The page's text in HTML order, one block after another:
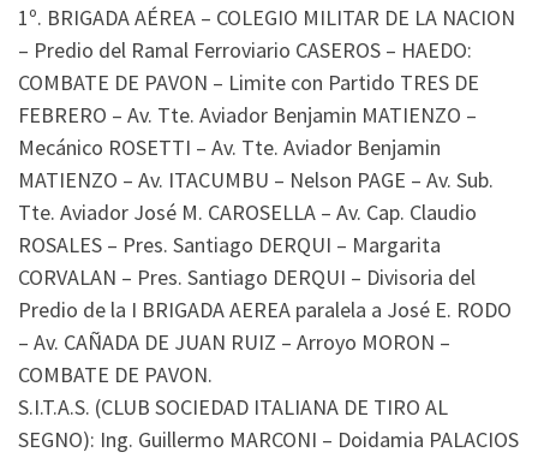
1º. BRIGADA AÉREA – COLEGIO MILITAR DE LA NACION
– Predio del Ramal Ferroviario CASEROS – HAEDO:
COMBATE DE PAVON – Limite con Partido TRES DE
FEBRERO – Av. Tte. Aviador Benjamin MATIENZO –
Mecánico ROSETTI – Av. Tte. Aviador Benjamin
MATIENZO – Av. ITACUMBU – Nelson PAGE – Av. Sub.
Tte. Aviador José M. CAROSELLA – Av. Cap. Claudio
ROSALES – Pres. Santiago DERQUI – Margarita
CORVALAN – Pres. Santiago DERQUI – Divisoria del
Predio de la I BRIGADA AEREA paralela a José E. RODO
– Av. CAÑADA DE JUAN RUIZ – Arroyo MORON –
COMBATE DE PAVON.
S.I.T.A.S. (CLUB SOCIEDAD ITALIANA DE TIRO AL
SEGNO): Ing. Guillermo MARCONI – Doidamia PALACIOS